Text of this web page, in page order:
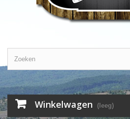
Winkelwagen (leeg)